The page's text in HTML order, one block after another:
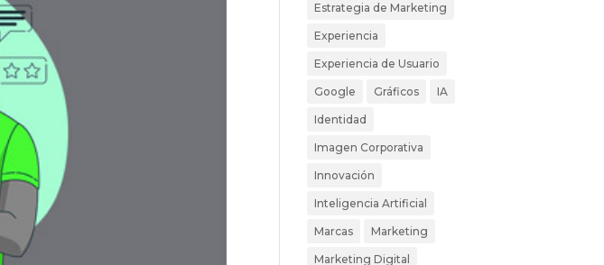
Estrategia de Marketing
Experiencia
Experiencia de Usuario
Google Gráficos IA
Identidad
Imagen Corporativa
Innovación
Inteligencia Artificial
Marcas Marketing
Marketing Digital